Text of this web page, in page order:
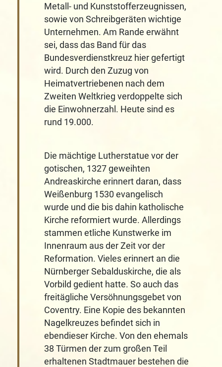
Metall- und Kunststofferzeugnissen,
sowie von Schreibgeräten wichtige
Unternehmen. Am Rande erwähnt
sei, dass das Band für das
Bundesverdienstkreuz hier gefertigt
wird. Durch den Zuzug von
Heimatvertriebenen nach dem
Zweiten Weltkrieg verdoppelte sich
die Einwohnerzahl. Heute sind es
rund 19.000.
Die mächtige Lutherstatue vor der
gotischen, 1327 geweihten
Andreaskirche erinnert daran, dass
Weißenburg 1530 evangelisch
wurde und die bis dahin katholische
Kirche reformiert wurde. Allerdings
stammen etliche Kunstwerke im
Innenraum aus der Zeit vor der
Reformation. Vieles erinnert an die
Nürnberger Sebalduskirche, die als
Vorbild gedient hatte. So auch das
freitägliche Versöhnungsgebet von
Coventry. Eine Kopie des bekannten
Nagelkreuzes befindet sich in
ebendieser Kirche. Von den ehemals
38 Türmen der zum großen Teil
erhaltenen Stadtmauer bestehen die